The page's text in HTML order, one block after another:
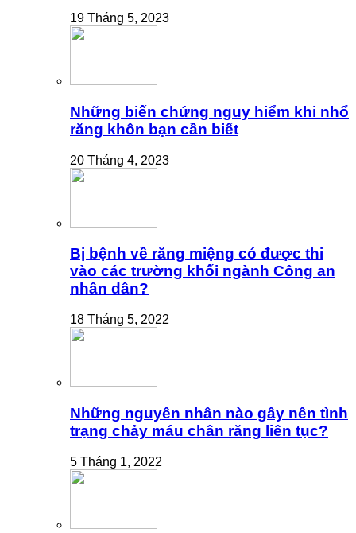
19 Tháng 5, 2023
Những biến chứng nguy hiểm khi nhổ
răng khôn bạn cần biết
20 Tháng 4, 2023
Bị bệnh về răng miệng có được thi
vào các trường khối ngành Công an
nhân dân?
18 Tháng 5, 2022
Những nguyên nhân nào gây nên tình
trạng chảy máu chân răng liên tục?
5 Tháng 1, 2022